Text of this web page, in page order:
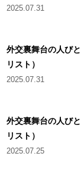
2025.07.31
外交裏舞台の人び
リスト）
2025.07.31
外交裏舞台の人び
リスト）
2025.07.25